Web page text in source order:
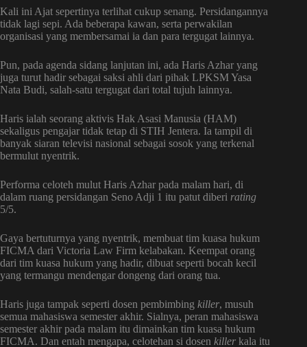
Kali ini Ajat sepertinya terlihat cukup senang. Persidangannya
tidak lagi sepi. Ada beberapa kawan, serta perwakilan
organisasi yang membersamai ia dan para tergugat lainnya.
Pun, pada agenda sidang lanjutan ini, ada Haris Azhar yang
juga turut hadir sebagai saksi ahli dari pihak LPKSM Yasa
Nata Budi, salah-satu tergugat dari total tujuh lainnya.
Haris ialah seorang aktivis Hak Asasi Manusia (HAM)
sekaligus pengajar tidak tetap di STIH Jentera. Ia tampil di
banyak siaran televisi nasional sebagai sosok yang terkenal
bermulut nyentrik.
Performa celoteh mulut Haris Azhar pada malam hari, di
dalam ruang persidangan Seno Adji 1 itu patut diberi rating
5/5.
Gaya bertuturnya yang nyentrik, membuat tim kuasa hukum
FICMA dari Victoria Law Firm kelabakan. Keempat orang
dari tim kuasa hukum yang hadir, dibuat seperti bocah kecil
yang termangu mendengar dongeng dari orang tua.
Haris juga tampak seperti dosen pembimbing killer, musuh
semua mahasiswa semester akhir. Sialnya, peran mahasiswa
semester akhir pada malam itu dimainkan tim kuasa hukum
FICMA. Dan entah mengapa, celotehan si dosen killer kala itu